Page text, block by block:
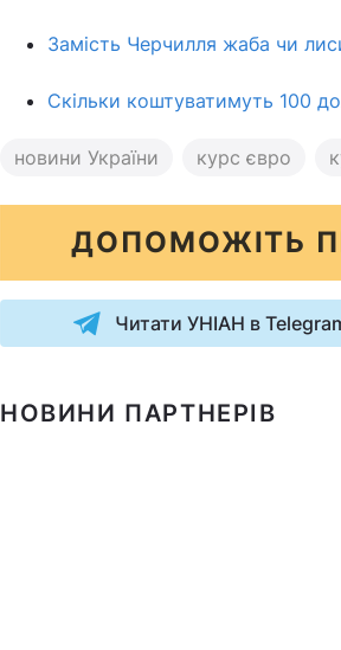
Замість Черчилля жаба чи
Скільки коштуватимуть 100
новини України курс євро
ДОПОМОЖІТЬ
Читати УНІАН в
НОВИНИ ПАРТНЕРІВ